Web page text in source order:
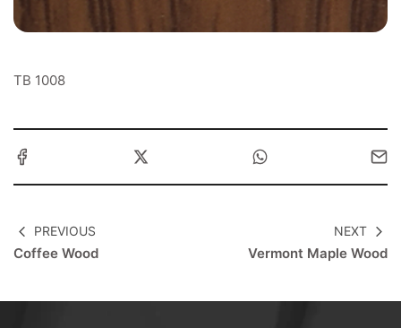
TB 1008
PREVIOUS
Coffee Wood
NEXT
Vermont Maple Wood